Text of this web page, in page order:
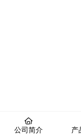
公司简介 产